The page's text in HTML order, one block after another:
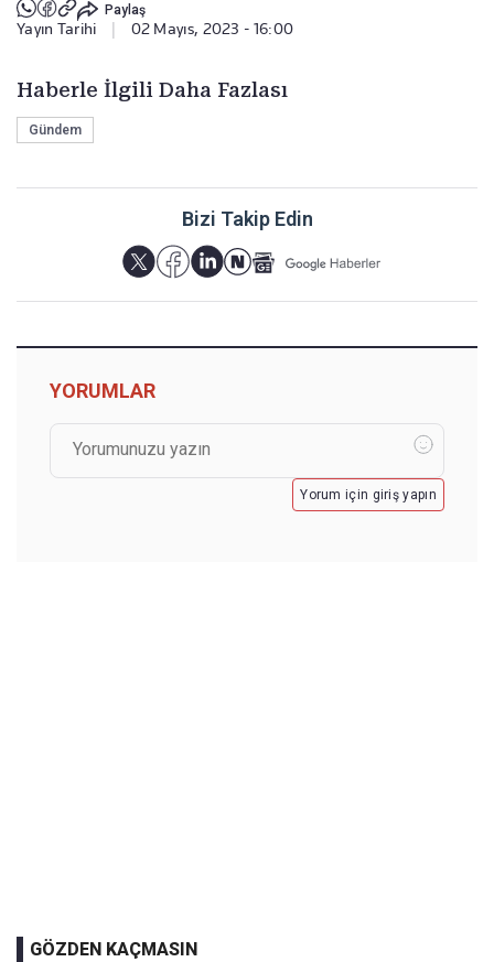
Paylaş
Yayın Tarihi 02 Mayıs, 2023 - 16:00
Haberle İlgili Daha Fazlası
Gündem
Bizi Takip Edin
YORUMLAR
Yorum için giriş yapın
GÖZDEN KAÇMASIN